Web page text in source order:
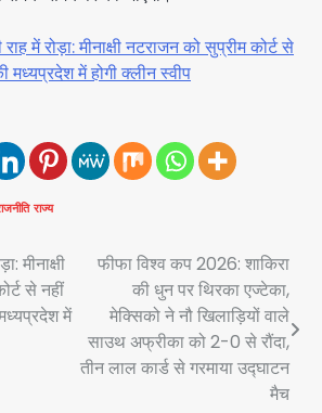
में रोड़ा: मीनाक्षी नटराजन को सुप्रीम कोर्ट से
मध्यप्रदेश में होगी क्लीन स्वीप
राज्य
मीनाक्षी
से नहीं
में
फीफा विश्व कप 2026: शाकिरा
की धुन पर थिरका एज्टेका,
मेक्सिको ने नौ खिलाड़ियों वाले
साउथ अफ्रीका को 2-0 से रौंदा,
तीन लाल कार्ड से गरमाया उद्घाटन
मैच